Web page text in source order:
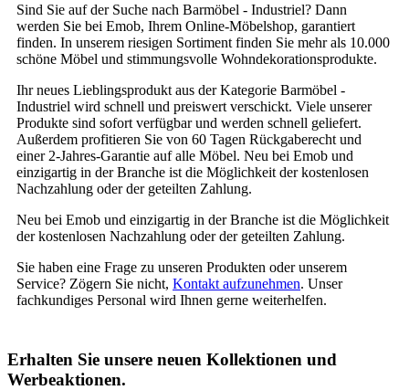
Sind Sie auf der Suche nach Barmöbel - Industriel? Dann
werden Sie bei Emob, Ihrem Online-Möbelshop, garantiert
finden. In unserem riesigen Sortiment finden Sie mehr als 10.000
schöne Möbel und stimmungsvolle Wohndekorationsprodukte.
Ihr neues Lieblingsprodukt aus der Kategorie Barmöbel -
Industriel wird schnell und preiswert verschickt. Viele unserer
Produkte sind sofort verfügbar und werden schnell geliefert.
Außerdem profitieren Sie von 60 Tagen Rückgaberecht und
einer 2-Jahres-Garantie auf alle Möbel. Neu bei Emob und
einzigartig in der Branche ist die Möglichkeit der kostenlosen
Nachzahlung oder der geteilten Zahlung.
Neu bei Emob und einzigartig in der Branche ist die Möglichkeit
der kostenlosen Nachzahlung oder der geteilten Zahlung.
Sie haben eine Frage zu unseren Produkten oder unserem
Service? Zögern Sie nicht, Kontakt aufzunehmen. Unser
fachkundiges Personal wird Ihnen gerne weiterhelfen.
Erhalten Sie unsere neuen Kollektionen und
Werbeaktionen.